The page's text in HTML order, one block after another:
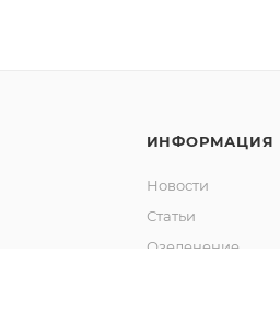
ИНФОРМАЦИЯ
Новости
Статьи
Озеленение